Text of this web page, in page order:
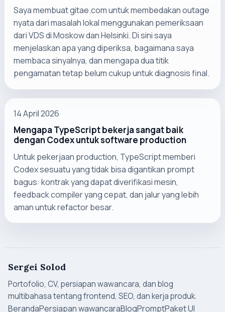
Saya membuat gitae.com untuk membedakan outage
nyata dari masalah lokal menggunakan pemeriksaan
dari VDS di Moskow dan Helsinki. Di sini saya
menjelaskan apa yang diperiksa, bagaimana saya
membaca sinyalnya, dan mengapa dua titik
pengamatan tetap belum cukup untuk diagnosis final.
14 April 2026
Mengapa TypeScript bekerja sangat baik
dengan Codex untuk software production
Untuk pekerjaan production, TypeScript memberi
Codex sesuatu yang tidak bisa digantikan prompt
bagus: kontrak yang dapat diverifikasi mesin,
feedback compiler yang cepat, dan jalur yang lebih
aman untuk refactor besar.
Sergei Solod
Portofolio, CV, persiapan wawancara, dan blog
multibahasa tentang frontend, SEO, dan kerja produk.
BerandaPersiapan wawancaraBlogPromptPaket UI